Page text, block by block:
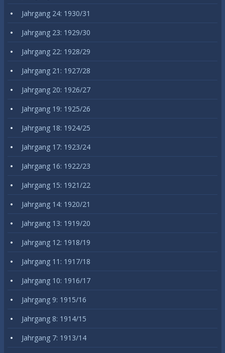
Jahrgang 24: 1930/31
Jahrgang 23: 1929/30
Jahrgang 22: 1928/29
Jahrgang 21: 1927/28
Jahrgang 20: 1926/27
Jahrgang 19: 1925/26
Jahrgang 18: 1924/25
Jahrgang 17: 1923/24
Jahrgang 16: 1922/23
Jahrgang 15: 1921/22
Jahrgang 14: 1920/21
Jahrgang 13: 1919/20
Jahrgang 12: 1918/19
Jahrgang 11: 1917/18
Jahrgang 10: 1916/17
Jahrgang 9: 1915/16
Jahrgang 8: 1914/15
Jahrgang 7: 1913/14